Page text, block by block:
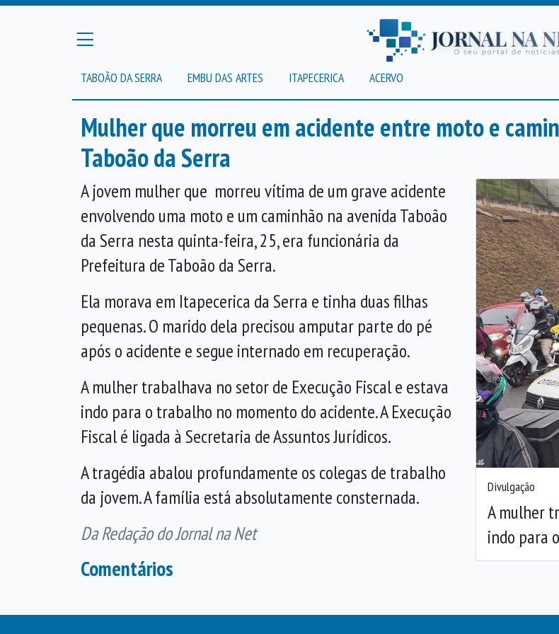
TABOÃO DA SERRA EMBU DAS ARTES ITAPECERICA ACERVO
Mulher que morreu em acidente entre moto e
Taboão da Serra
Divulgação
A mulher
indo para
Anterior
A jovem mulher que morreu vítima de um grave acidente
envolvendo uma moto e um caminhão na avenida Taboão
da Serra nesta quinta-feira, 25, era funcionária da
Prefeitura de Taboão da Serra.
Ela morava em Itapecerica da Serra e tinha duas filhas
pequenas. O marido dela precisou amputar parte do pé
após o acidente e segue internado em recuperação.
A mulher trabalhava no setor de Execução Fiscal e estava
indo para o trabalho no momento do acidente. A Execução
Fiscal é ligada à Secretaria de Assuntos Jurídicos.
A tragédia abalou profundamente os colegas de trabalho
da jovem. A família está absolutamente consternada.
Da Redação do Jornal na Net
Comentários